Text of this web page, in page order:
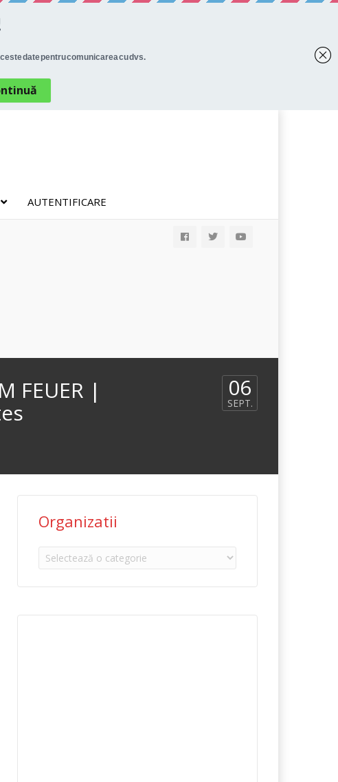
AUTENTIFICARE
FEUER |
06
SEPT.
Organizatii
Organizatii